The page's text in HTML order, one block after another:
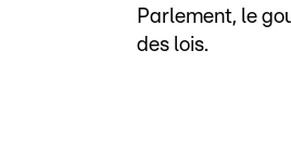
Parlement, le
des lois.